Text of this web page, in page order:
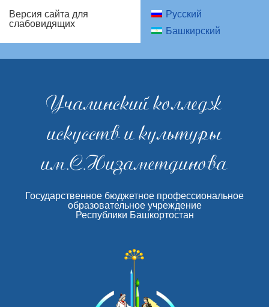
Версия сайта для
слабовидящих
Русский
Башкирский
Учалинский колледж
искусств и культуры
им.С.Низаметдинова
Государственное бюджетное профессиональное
образовательное учреждение
Республики Башкортостан